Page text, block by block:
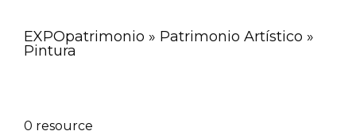
EXPOpatrimonio » Patrimonio Artístico »
Pintura
0 resource